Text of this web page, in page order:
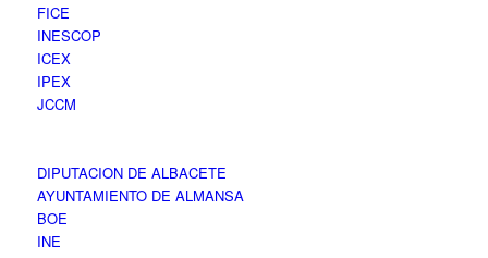
FICE
INESCOP
ICEX
IPEX
JCCM
DIPUTACION DE ALBACETE
AYUNTAMIENTO DE ALMANSA
BOE
INE